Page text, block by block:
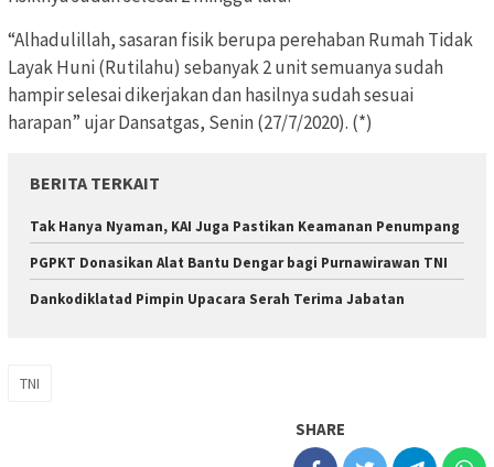
“Alhadulillah, sasaran fisik berupa perehaban Rumah Tidak
Layak Huni (Rutilahu) sebanyak 2 unit semuanya sudah
hampir selesai dikerjakan dan hasilnya sudah sesuai
harapan” ujar Dansatgas, Senin (27/7/2020). (*)
BERITA TERKAIT
Tak Hanya Nyaman, KAI Juga Pastikan Keamanan Penumpang
PGPKT Donasikan Alat Bantu Dengar bagi Purnawirawan TNI
Dankodiklatad Pimpin Upacara Serah Terima Jabatan
TNI
SHARE